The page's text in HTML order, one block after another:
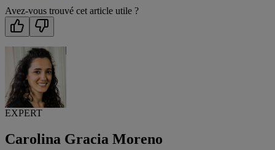
Avez-vous trouvé cet article utile ?
EXPERT
Carolina Gracia Moreno